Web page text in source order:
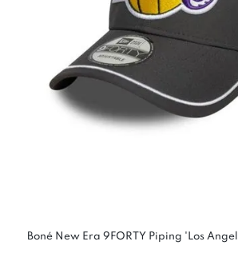
Boné New Era 9FORTY Piping 'Los